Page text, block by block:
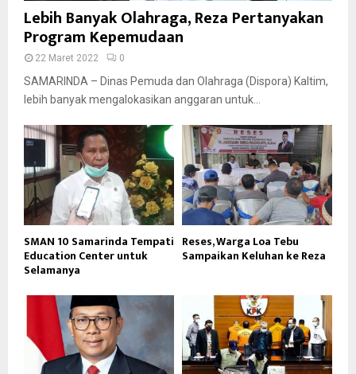
Lebih Banyak Olahraga, Reza Pertanyakan
Program Kepemudaan
22 Maret 2022 0
SAMARINDA – Dinas Pemuda dan Olahraga (Dispora) Kaltim,
lebih banyak mengalokasikan anggaran untuk...
SMAN 10 Samarinda Tempati
Education Center untuk
Selamanya
Reses, Warga Loa Tebu
Sampaikan Keluhan ke Reza